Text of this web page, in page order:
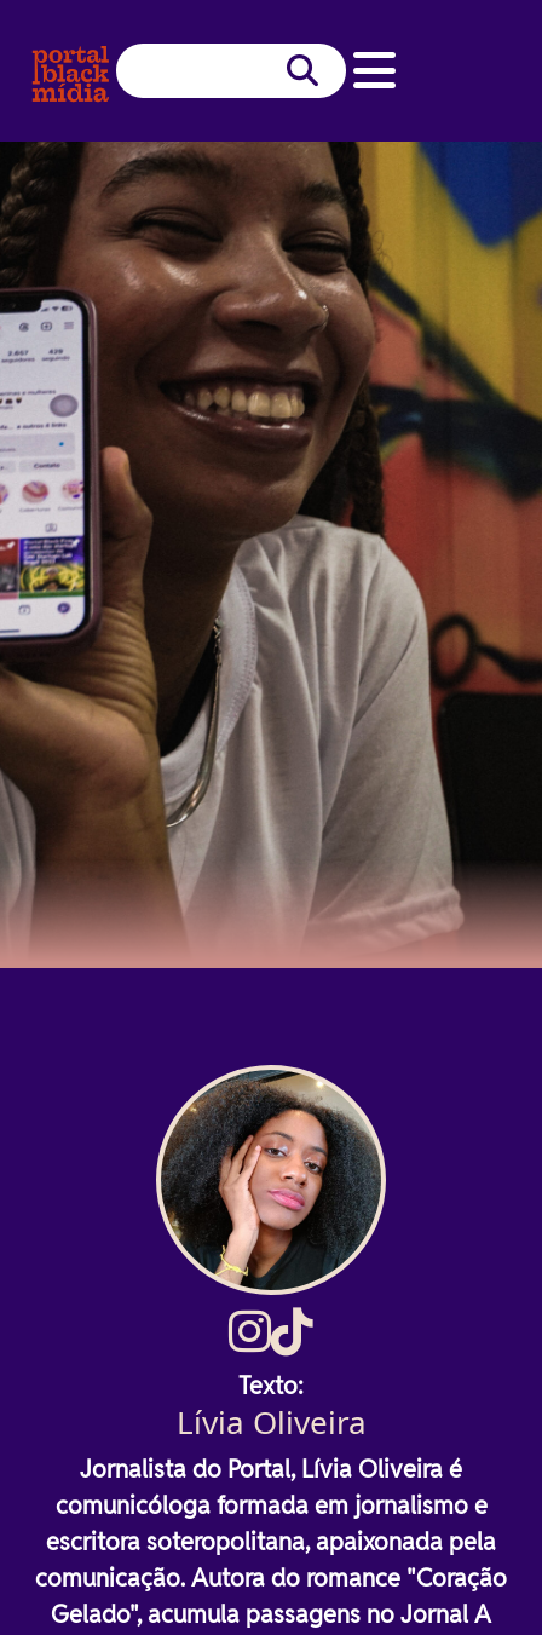
Texto:
Lívia Oliveira
Jornalista do Portal, Lívia Oliveira é
comunicóloga formada em jornalismo e
escritora soteropolitana, apaixonada pela
comunicação. Autora do romance "Coração
Gelado", acumula passagens no Jornal A